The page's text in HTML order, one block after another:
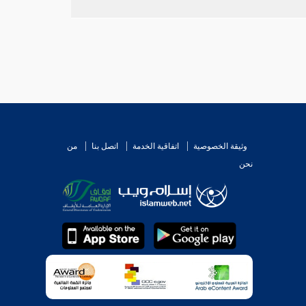
وثيقة الخصوصية اتفاقية الخدمة اتصل بنا
من
نحن